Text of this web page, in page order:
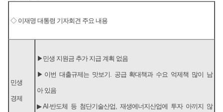
◇ 이재명 대통령 기자회견 주요 내용
민생
경제
▶민생 지원금 추가 지급 계획 없음
▶이번 대출규제는 맛보기. 공급 확대책과 수요 억제책 많이 남
아 있음
▶AI·반도체 등 첨단기술산업, 재생에너지산업에 투자 아끼지 않